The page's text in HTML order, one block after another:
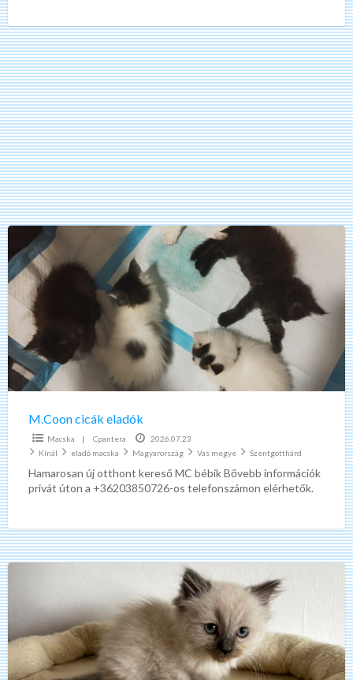
M.Coon
cicák
eladók
M.Coon cicák eladók
Macska | Cpantera
2026.07.23
Kínál
eladó macska Magyarország Vas megye Szentgotthárd
Hamarosan új otthont kereső MC bébik Bővebb információk
privát úton a +36203850726-os telefonszámon elérhetők.
Ragdoll
cica
Blue
Point